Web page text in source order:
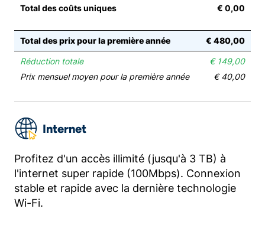
Total des coûts uniques € 0,00
Total des prix pour la première année € 480,00
Réduction totale
€ 149,00
Prix mensuel moyen pour la première année
€ 40,00
Internet
Profitez d'un accès illimité (jusqu'à 3 TB) à
l'internet super rapide (100Mbps). Connexion
stable et rapide avec la dernière technologie
Wi-Fi.